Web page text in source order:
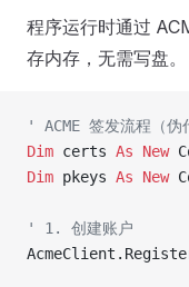
程序运行时通过
存内存，无需写盘。
' ACME 签发流程（伪
Dim certs As New
Dim pkeys As New
' 1. 创建账户